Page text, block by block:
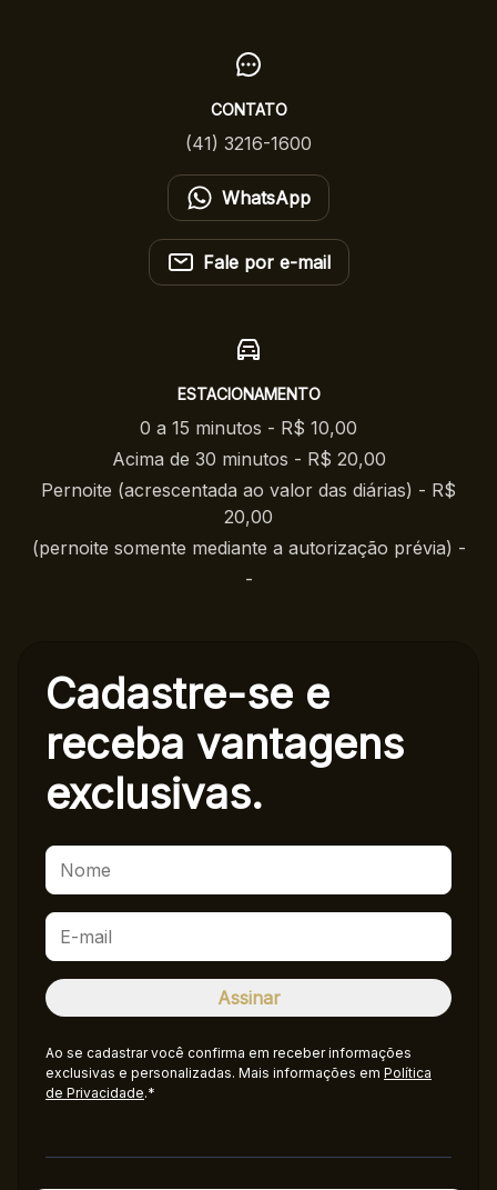
CONTATO
(41) 3216-1600
WhatsApp
Fale por e-mail
ESTACIONAMENTO
0 a 15 minutos - R$ 10,00
Acima de 30 minutos - R$ 20,00
Pernoite (acrescentada ao valor das diárias) - R$
20,00
(pernoite somente mediante a autorização prévia) -
-
Cadastre-se e
receba vantagens
exclusivas.
Ao se cadastrar você confirma em receber informações
exclusivas e personalizadas. Mais informações em Política
de Privacidade.*